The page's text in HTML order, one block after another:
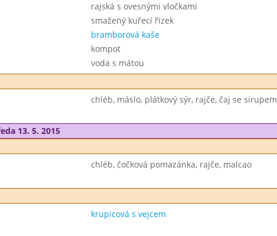
rajská s ovesnými vločkami
smažený kuřecí řízek
bramborová kaše
kompot
voda s mátou
chléb, máslo, plátkový sýr, rajče, čaj se sirupem
13. 5. 2015
chléb, čočková pomazánka, rajče, malcao
krupicová s vejcem